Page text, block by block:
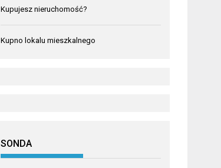
Kupujesz nieruchomość?
Kupno lokalu mieszkalnego
SONDA